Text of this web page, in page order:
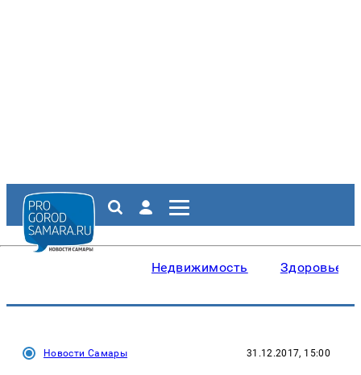
Недвижимость Здоровье
Новости Самары 31.12.2017, 15:00